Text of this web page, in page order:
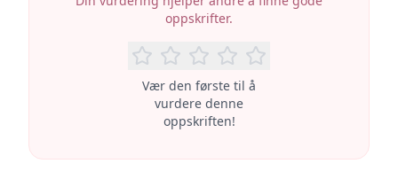
oppskrifter.
Vær den første til å
vurdere denne
oppskriften!